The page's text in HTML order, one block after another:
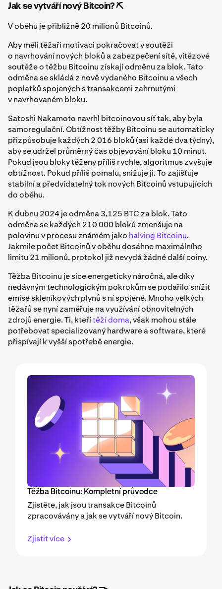
Jak se vytváří nový Bitcoin? ⛏️
V oběhu je přibližně 20 milionů Bitcoinů.
Aby měli těžaři motivaci pokračovat v soutěži
o navrhování nových bloků a zabezpečení sítě, vítězové
soutěže o těžbu Bitcoinu získají odměnu za blok. Tato
odměna se skládá z nově vydaného Bitcoinu a všech
poplatků spojených s transakcemi zahrnutými
v navrhovaném bloku.
Satoshi Nakamoto navrhl bitcoinovou síť tak, aby byla
samoregulační. Obtížnost těžby Bitcoinu se automaticky
přizpůsobuje každých 2 016 bloků (asi každé dva týdny),
aby se udržel průměrný čas objevování bloku 10 minut.
Pokud jsou bloky těženy příliš rychle, algoritmus zvyšuje
obtížnost. Pokud příliš pomalu, snižuje ji. To zajišťuje
stabilní a předvídatelný tok nových Bitcoinů vstupujících
do oběhu.
K dubnu 2024 je odměna 3,125 BTC za blok. Tato
odměna se každých 210 000 bloků zmenšuje na
polovinu v procesu známém jako halving Bitcoinu.
Jakmile počet Bitcoinů v oběhu dosáhne maximálního
limitu 21 milionů, protokol již nevydá žádné další coiny.
Těžba Bitcoinu je sice energeticky náročná, ale díky
nedávným technologickým pokrokům se podařilo snížit
emise skleníkových plynů s ní spojené. Mnoho velkých
těžařů se nyní zaměřuje na využívání obnovitelných
zdrojů energie. Ti, kteřítěží doma, však mohou stále
potřebovat specializovaný hardware a software, které
přispívají k vyšší spotřebě energie.
Těžba Bitcoinu: Kompletní průvodce
Zjistěte, jak jsou transakce Bitcoinů
zpracovávány a jak se vytváří nový Bitcoin.
Zjistit více